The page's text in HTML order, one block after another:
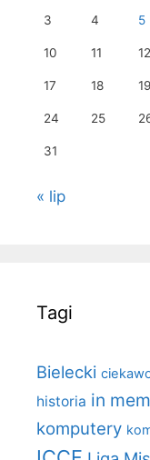
3 4 5
10 11 12
17 18 19
24 25
31
« lip
Tagi
Bielecki
historia in
komputery